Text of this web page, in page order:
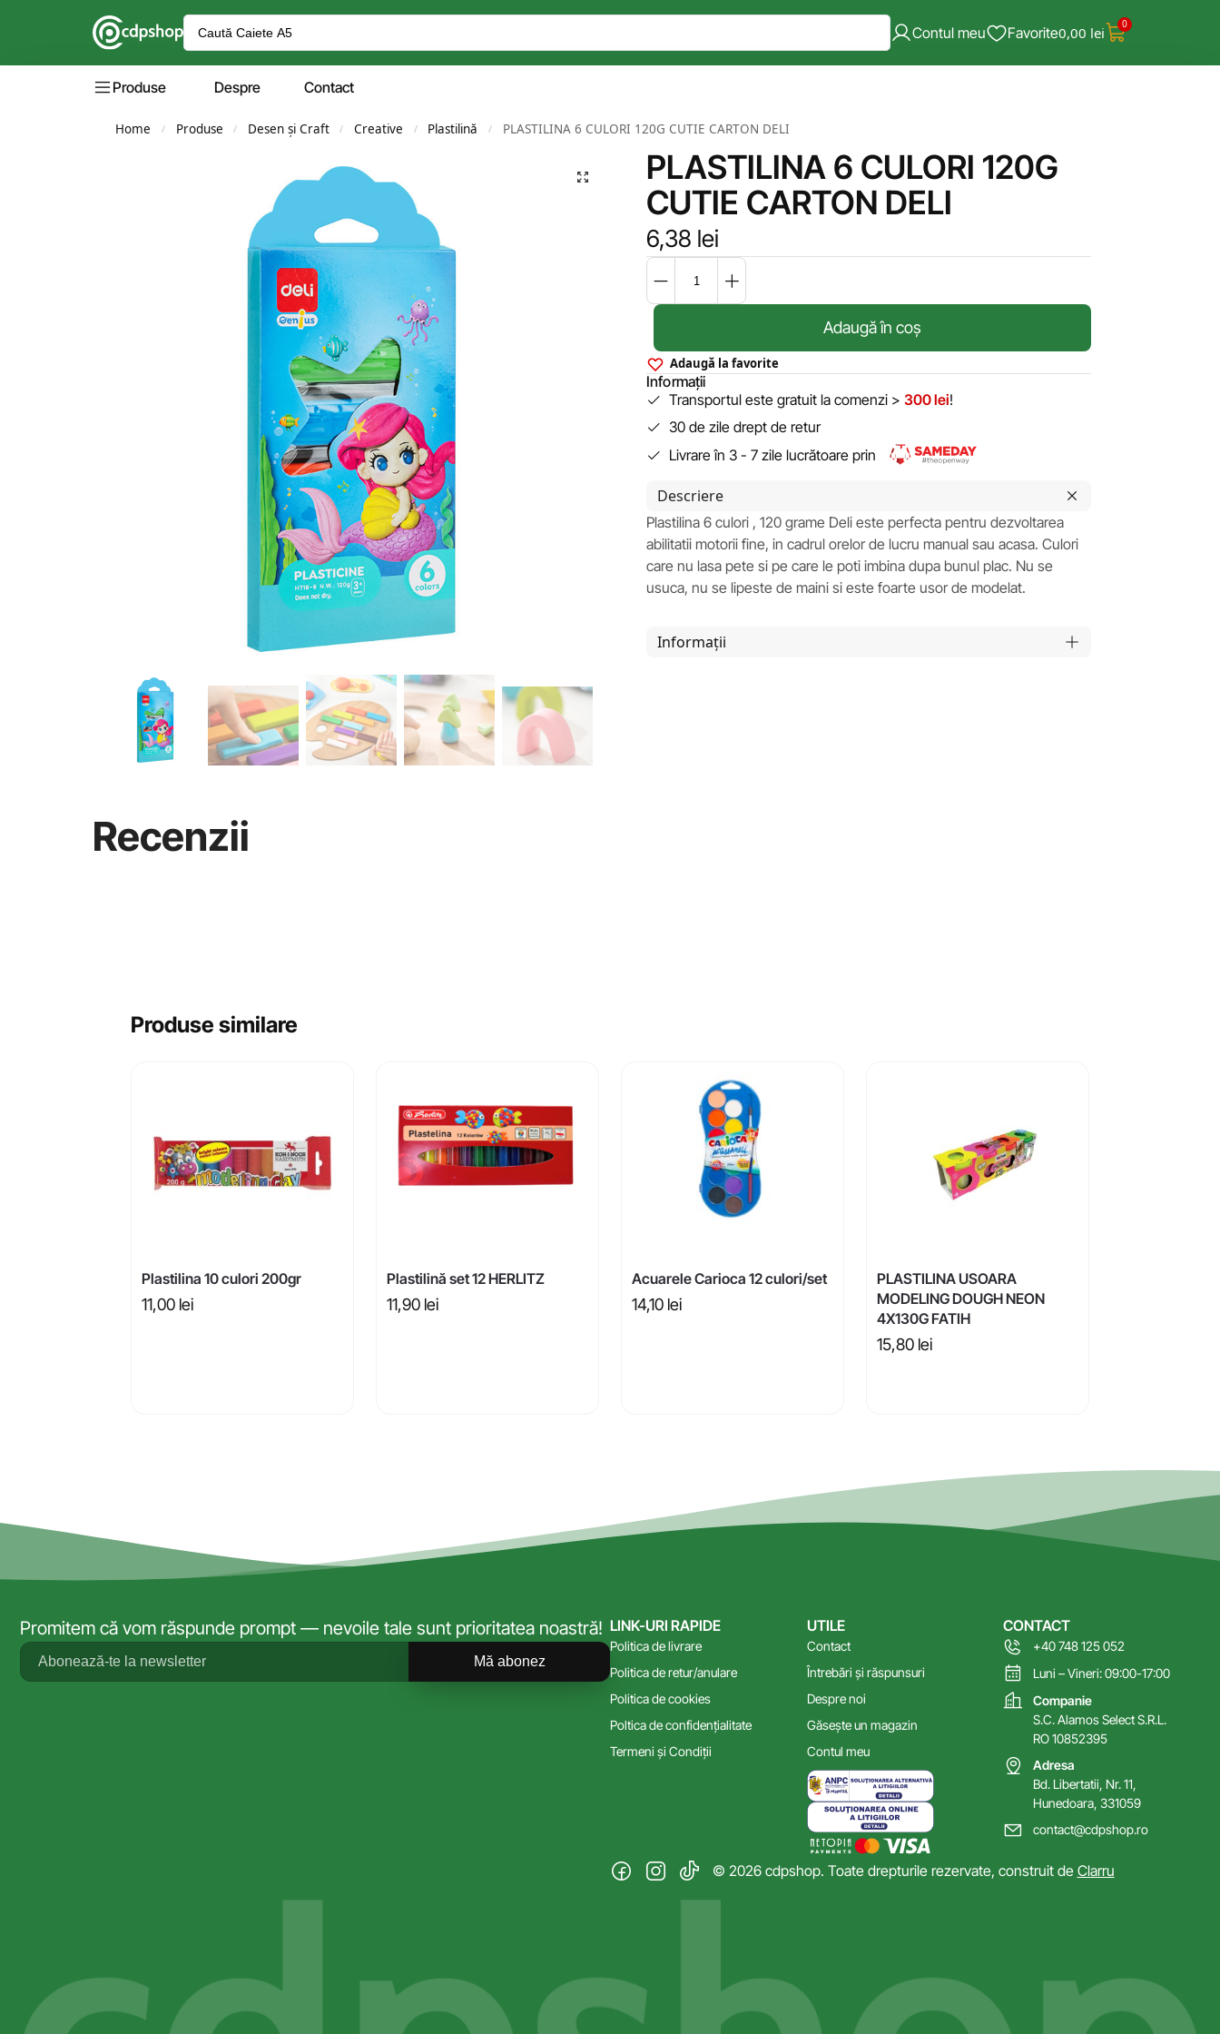
Contul meu Favorite0,00 lei 0
Produse Despre Contact
Home / Produse / Desen și Craft / Creative / Plastilină / PLASTILINA 6 CULORI 120G CUTIE CARTON DELI
PLASTILINA 6 CULORI 120G
CUTIE CARTON DELI
6,38 lei
Adaugă în coș
Adaugă la favorite
Informații
Transportul este gratuit la comenzi > 300 lei!
30 de zile drept de retur
Livrare în 3 - 7 zile lucrătoare prin
Descriere
Plastilina 6 culori , 120 grame Deli este perfecta pentru dezvoltarea
abilitatii motorii fine, in cadrul orelor de lucru manual sau acasa. Culori
care nu lasa pete si pe care le poti imbina dupa bunul plac. Nu se
usuca, nu se lipeste de maini si este foarte usor de modelat.
Informații
Recenzii
Produse similare
Plastilina 10 culori 200gr
11,00 lei
Plastilină set 12 HERLITZ
11,90 lei
Acuarele Carioca 12 culori/set
14,10 lei
PLASTILINA USOARA
MODELING DOUGH NEON
4X130G FATIH
15,80 lei
Promitem că vom răspunde prompt — nevoile tale sunt prioritatea noastră!
Mă abonez
LINK-URI RAPIDE
Politica de livrare
Politica de retur/anulare
Politica de cookies
Poltica de confidențialitate
Termeni și Condiții
UTILE
Contact
Întrebări și răspunsuri
Despre noi
Găsește un magazin
Contul meu
CONTACT
+40 748 125 052
Luni – Vineri: 09:00-17:00
Companie
S.C. Alamos Select S.R.L.
RO 10852395
Adresa
Bd. Libertatii, Nr. 11,
Hunedoara, 331059
contact@cdpshop.ro
© 2026 cdpshop. Toate drepturile rezervate, construit de Clarru